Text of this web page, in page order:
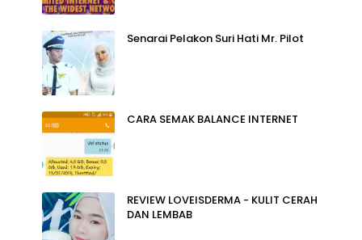
Senarai Pelakon Suri Hati Mr. Pilot
CARA SEMAK BALANCE INTERNET
REVIEW LOVEISDERMA - KULIT CERAH
DAN LEMBAB